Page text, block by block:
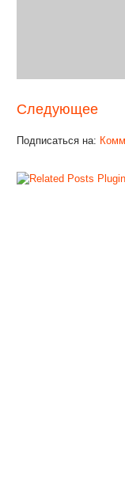
Следующее
Подписаться на: